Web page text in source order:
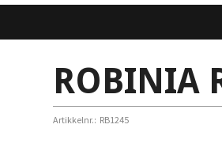
ROBINIA
Artikkelnr.: RB1245